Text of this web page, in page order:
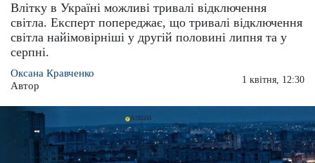
Влітку в Україні можливі тривалі відключення
світла. Експерт попереджає, що тривалі відключення
світла найімовірніші у другій половині липня та у
серпні.
Оксана Кравченко
Автор
1 квітня, 12:30